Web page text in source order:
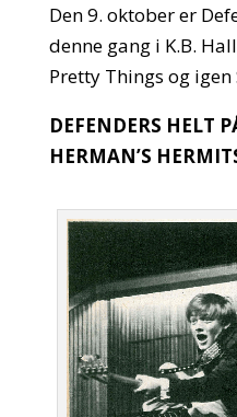
Den 9. oktober er
denne gang i K.B.
Pretty Things og igen
DEFENDERS HELT
HERMAN’S